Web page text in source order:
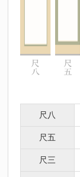
尺八
尺五
尺三